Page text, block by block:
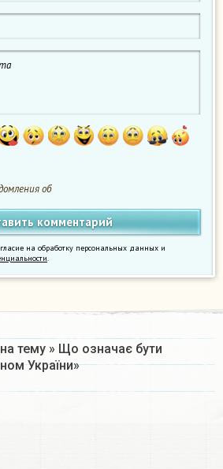
об
на обработку персональных данных и
.
тему » Що означає бути
України»